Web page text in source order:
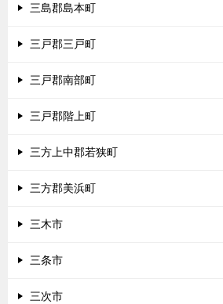
三島郡島本町
三戸郡三戸町
三戸郡南部町
三戸郡階上町
三方上中郡若狭町
三方郡美浜町
三木市
三条市
三次市